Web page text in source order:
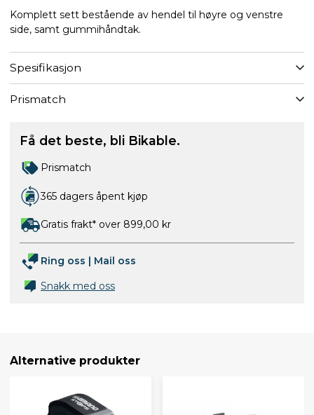
Komplett sett bestående av hendel til høyre og venstre
side, samt gummihåndtak.
Spesifikasjon
Prismatch
Få det beste, bli Bikable.
Prismatch
365 dagers åpent kjøp
Gratis frakt* over 899,00 kr
Ring oss | Mail oss
Snakk med oss
Alternative produkter